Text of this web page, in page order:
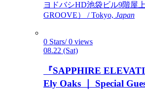
ヨドバシHD池袋ビル9階屋
GROOVE） / Tokyo, Japan
0 Stars/ 0 views
08.22 (Sat)
『SAPPHIRE
Ely Oaks ｜ Special